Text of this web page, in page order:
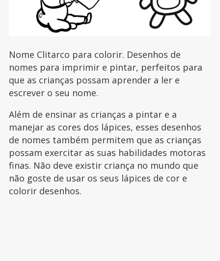
Nome Clitarco para colorir. Desenhos de
nomes para imprimir e pintar, perfeitos para
que as crianças possam aprender a ler e
escrever o seu nome.
Além de ensinar as crianças a pintar e a
manejar as cores dos lápices, esses desenhos
de nomes também permitem que as crianças
possam exercitar as suas habilidades motoras
finas. Não deve existir criança no mundo que
não goste de usar os seus lápices de cor e
colorir desenhos.